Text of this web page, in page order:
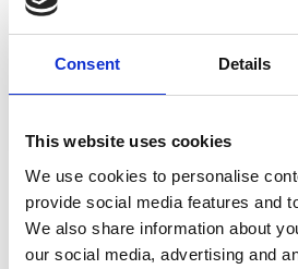
Consent Details
This website uses cookies
We use cookies to personalise
provide social media features and
We also share information about
our social media, advertising and
διάρκεια της χρήσης.
μεταφορικά 🚚
XS S M L XL 2XL